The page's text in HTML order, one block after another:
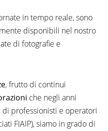
in tempo reale, sono
disponibili nel nostro
di fotografie e
, frutto di continui
che negli anni
professionisti e operatori
FIAIP), siamo in grado di